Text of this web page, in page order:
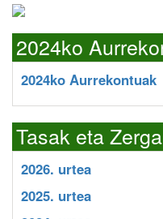
2024ko
2024ko Aurrekontuak
Tasak eta
2026. urtea
2025. urtea